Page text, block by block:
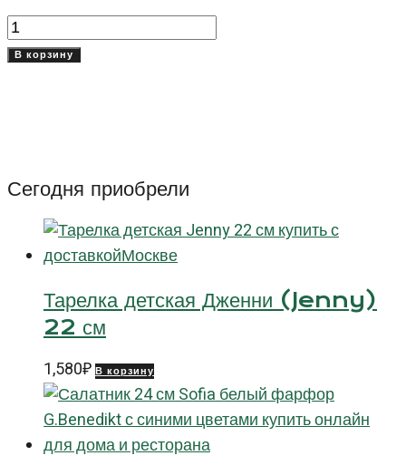
Количество
товара
Оптимо
(Optimo)
В корзину
Сегодня приобрели
Тарелка детская Дженни (Jenny)
22 см
1,580₽ В корзину